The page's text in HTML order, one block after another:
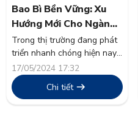
Bao Bì Bền Vững: Xu
Hướng Mới Cho Ngành
Thực Phẩm
Trong thị trường đang phát
triển nhanh chóng hiện nay,
tính bền vững đã vượt xa
khỏi một từ thông dụng và
trở thành nền tảng trong
chiến lược doanh nghiệp.
17/05/2024 17:32
Chi tiết